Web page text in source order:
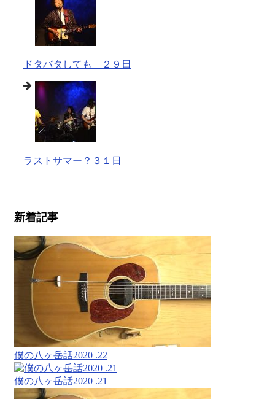
ドタバタしても ２９日
ラストサマー？３１日
新着記事
僕の八ヶ岳話2020 .22
僕の八ヶ岳話2020 .21